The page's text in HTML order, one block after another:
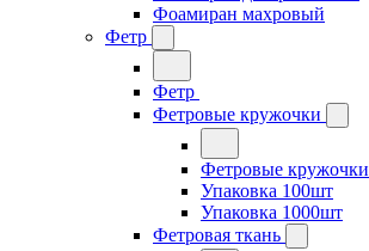
Фоамиран махровый
Фетр
Фетр
Фетровые кружочки
Фетровые кружочки
Упаковка 100шт
Упаковка 1000шт
Фетровая ткань